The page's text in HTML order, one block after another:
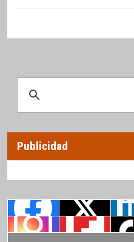
Publicidad